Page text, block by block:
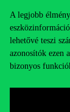
A legjobb
lehetővé teszi
azonosítók ezen
bizonyos
automata
és az
az MI-alapú